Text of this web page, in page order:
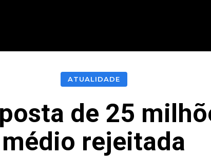
ATUALIDADE
de 25
médio rejeitada